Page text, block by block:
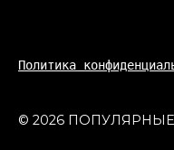
Политика
© 2026